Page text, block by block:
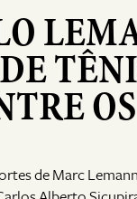
de Marc